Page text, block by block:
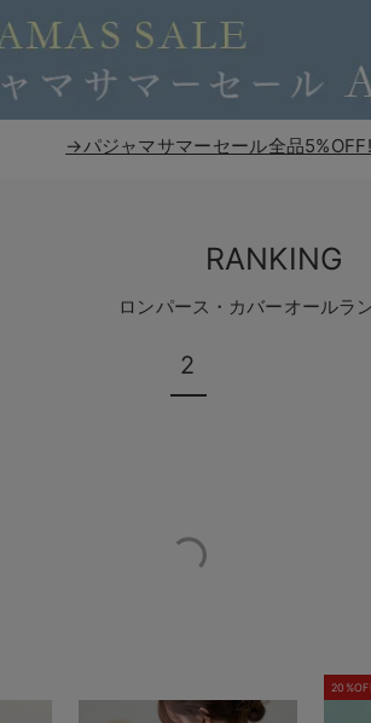
→パジャマサマーセール全品
RANKING
ロンパース・カバーオールラ
2